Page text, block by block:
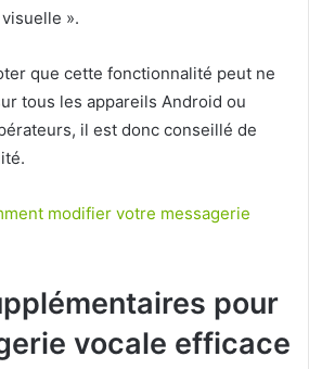
».
que cette fonctionnalité peut ne
tous les appareils Android ou
il est donc conseillé de
modifier votre messagerie
pour
vocale efficace